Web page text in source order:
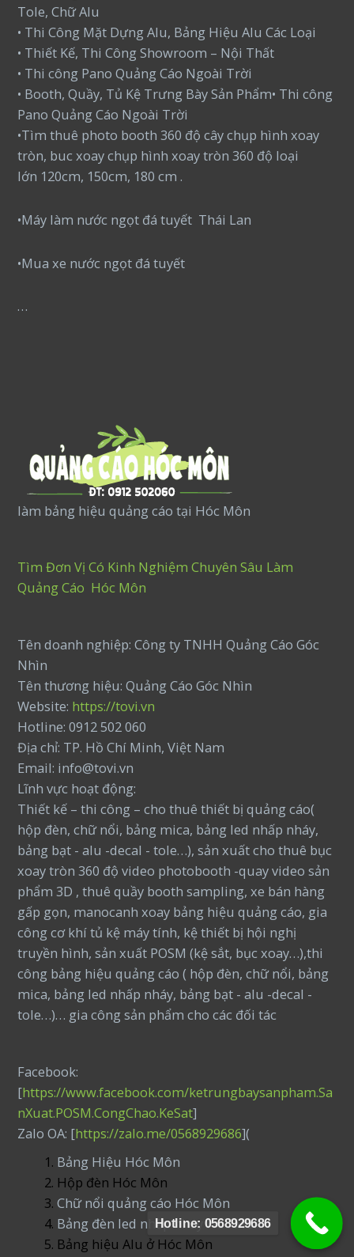
Tole, Chữ Alu
• Thi Công Mặt Dựng Alu, Bảng Hiệu Alu Các Loại
• Thiết Kế, Thi Công Showroom – Nội Thất
• Thi công Pano Quảng Cáo Ngoài Trời
• Booth, Quầy, Tủ Kệ Trưng Bày Sản Phẩm• Thi công
Pano Quảng Cáo Ngoài Trời
•Tìm thuê photo booth 360 độ cây chụp hình xoay
tròn, buc xoay chụp hình xoay tròn 360 độ loại
lớn 120cm, 150cm, 180 cm .
•Máy làm nước ngọt đá tuyết Thái Lan
•Mua xe nước ngọt đá tuyết
…
làm bảng hiệu quảng cáo tại Hóc Môn
Tìm Đơn Vị Có Kinh Nghiệm Chuyên Sâu Làm
Quảng Cáo Hóc Môn
Tên doanh nghiệp: Công ty TNHH Quảng Cáo Góc
Nhìn
Tên thương hiệu: Quảng Cáo Góc Nhìn
Website: https://tovi.vn
Hotline: 0912 502 060
Địa chỉ: TP. Hồ Chí Minh, Việt Nam
Email: info@tovi.vn
Lĩnh vực hoạt động:
Thiết kế – thi công – cho thuê thiết bị quảng cáo(
hộp đèn, chữ nổi, bảng mica, bảng led nhấp nháy,
bảng bạt - alu -decal - tole…), sản xuất cho thuê bục
xoay tròn 360 độ video photobooth -quay video sản
phẩm 3D , thuê quầy booth sampling, xe bán hàng
gấp gọn, manocanh xoay bảng hiệu quảng cáo, gia
công cơ khí tủ kệ máy tính, kệ thiết bị hội nghị
truyền hình, sản xuất POSM (kệ sắt, bục xoay…),thi
công bảng hiệu quảng cáo ( hộp đèn, chữ nổi, bảng
mica, bảng led nhấp nháy, bảng bạt - alu -decal -
tole…)… gia công sản phẩm cho các đối tác
Facebook:
[https://www.facebook.com/ketrungbaysanpham.Sa
nXuat.POSM.CongChao.KeSat]
Zalo OA: [https://zalo.me/0568929686](
Bảng Hiệu Hóc Môn
Hộp đèn Hóc Môn
Chữ nổi quảng cáo Hóc Môn
Bảng đèn led nhấp nháy Hóc Môn
Bảng hiệu Alu ở Hóc Môn
Hotline: 0568929686